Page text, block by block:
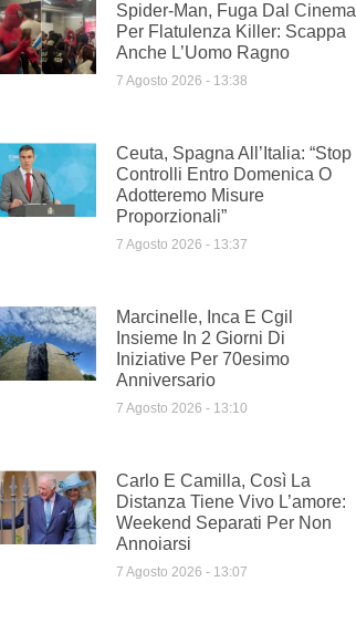
Spider-Man, Fuga Dal Cinema
Per Flatulenza Killer: Scappa
Anche L’Uomo Ragno
7 Agosto 2026 13:38
Ceuta, Spagna All’Italia: “Stop
Controlli Entro Domenica O
Adotteremo Misure
Proporzionali”
7 Agosto 2026 13:37
Marcinelle, Inca E Cgil
Insieme In 2 Giorni Di
Iniziative Per 70esimo
Anniversario
7 Agosto 2026 13:10
Carlo E Camilla, Così La
Distanza Tiene Vivo L’amore:
Weekend Separati Per Non
Annoiarsi
7 Agosto 2026 13:07